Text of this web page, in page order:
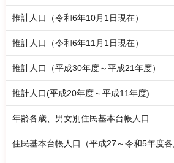
推計人口（令和6年10月1日現在）
推計人口（令和6年11月1日現在）
推計人口（平成30年度～平成21年度）
推計人口(平成20年度～平成11年度)
年齢各歳、男女別住民基本台帳人口
住民基本台帳人口（平成27～令和5年度各